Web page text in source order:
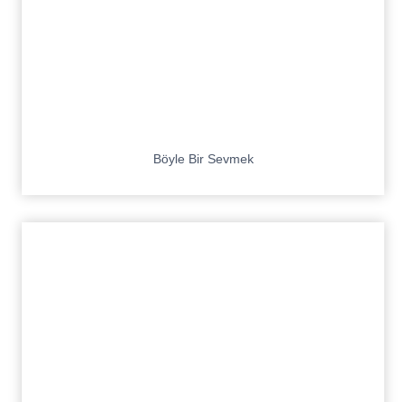
Böyle Bir Sevmek